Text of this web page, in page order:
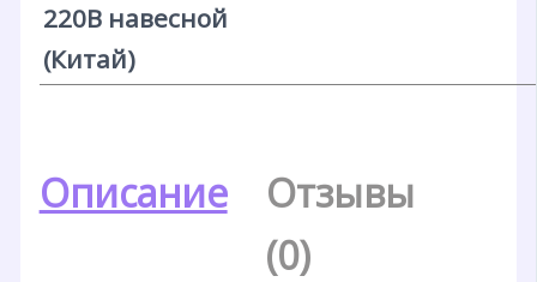
220В навесной
(Китай)
Описание
Отзывы
(0)